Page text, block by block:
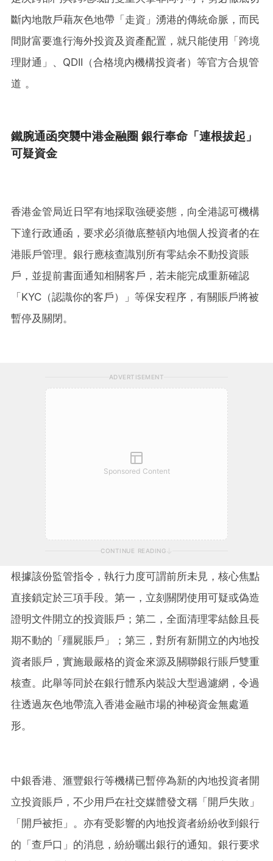
斷內地散戶藉灰色地帶「走資」湧港的傳統命脈，而民
間財富要進行海外投資及資產配置，就只能使用「跨境
理財通」、QDII（合格境內機構投資者）等官方合規管
道 。
鐵腕通函突襲中港金融圈 銀行奉命「連根拔起」
可疑資金
香港金管局近日罕有地採取強硬姿態，向全港認可機構
下達行政通函，要求必須徹底整頓內地個人投資者的在
港賬戶管理。銀行應核查識別所有零結余不動投資賬
戶，並提前書面通知相關客戶，若未能完成重新確認
「KYC（認識你的客戶）」等保安程序，有關賬戶將被
暫停及關閉。
ADVERTISEMENT
Sponsored Content
CONTINUE READING
根據該份監管指令，執行力度可謂前所未見，核心焦點
直接鎖定於三項手段。第一，立刻關閉使用可疑或偽造
證明文件開立的投資賬戶；第二，全面清理零結餘且長
期不動的「殭屍賬戶」；第三，對所有新開立的內地投
資者賬戶，實施最嚴格的資金來源及關聯銀行賬戶雙重
核查。此舉等同於在銀行體系內裝設大型過濾網，令過
往透過灰色地帶流入香港金融市場的神秘資金無處遁
形。
中銀香港、滙豐銀行等機構已暫停為新的內地投資者開
立投資賬戶，不少用戶在社交媒體發文稱「開戶失敗」
「開戶被拒」。亦有受影響的內地投資者紛紛收到銀行
的「查戶口」的消息，紛紛曬出銀行的通知。銀行要求